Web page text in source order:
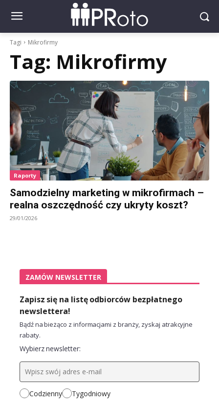
Tagi Mikrofirmy
Tag: Mikrofirmy
Raporty
Samodzielny marketing w mikrofirmach –
realna oszczędność czy ukryty koszt?
29/01/2026
ZAMÓW NEWSLETTER
Zapisz się na listę odbiorców bezpłatnego
newslettera!
Bądź na bieżąco z informacjami z branży, zyskaj atrakcyjne
rabaty.
Wybierz newsletter:
Codzienny Tygodniowy